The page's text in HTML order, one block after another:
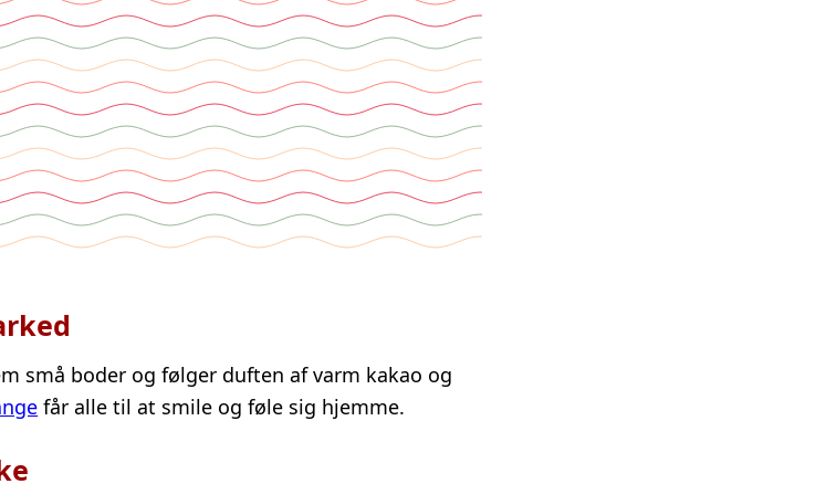
små boder og følger duften af varm kakao og
får alle til at smile og føle sig hjemme.